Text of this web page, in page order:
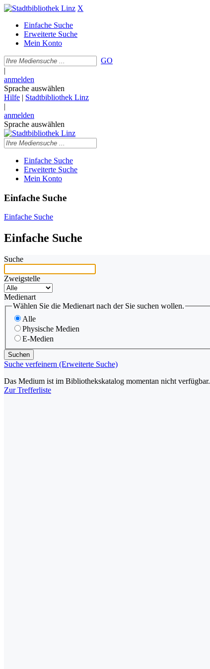
X
Einfache Suche
Erweiterte Suche
Mein Konto
GO
|
anmelden
Sprache auswählen
Hilfe | Stadtbibliothek Linz
|
anmelden
Sprache auswählen
Einfache Suche
Erweiterte Suche
Mein Konto
Einfache Suche
Einfache Suche
Einfache Suche
Suche
Zweigstelle
Medienart
Wählen Sie die Medienart nach der Sie suchen wollen.
Alle
Physische Medien
E-Medien
Suche verfeinern (Erweiterte Suche)
Das Medium ist im Bibliothekskatalog momentan nicht verfügbar.
Zur Trefferliste